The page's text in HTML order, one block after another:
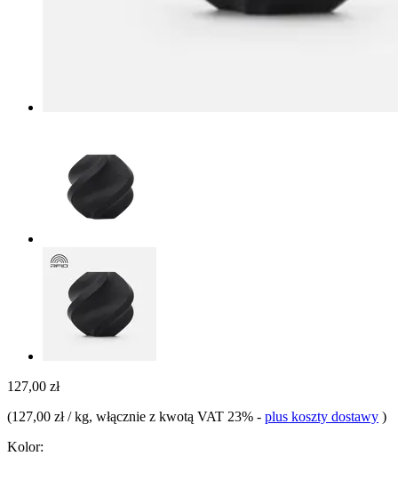
127,00 zł
(127,00 zł / kg, włącznie z kwotą VAT 23% - plus koszty dostawy )
Kolor: